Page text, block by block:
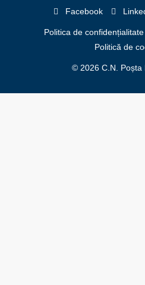
Facebook
Politica de confidențialitate
Politică de
© 2026 C.N. Poșta